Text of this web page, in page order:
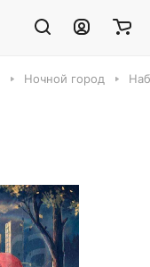
Ночной город